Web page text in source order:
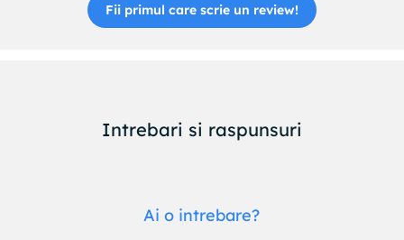
Fii primul care scrie un review!
Intrebari si raspunsuri
Ai o intrebare?